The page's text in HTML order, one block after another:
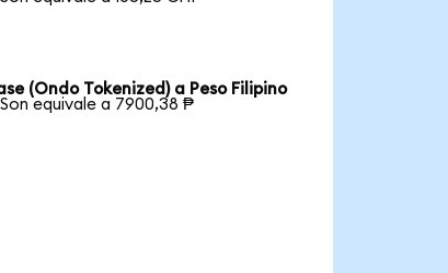
(Ondo Tokenized) a Peso Filipino
equivale a 7900,38 ₱